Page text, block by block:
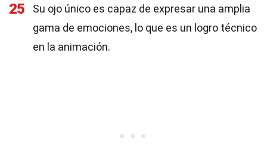
25
Su ojo único es capaz de expresar una amplia
gama de emociones, lo que es un logro técnico
en la animación.